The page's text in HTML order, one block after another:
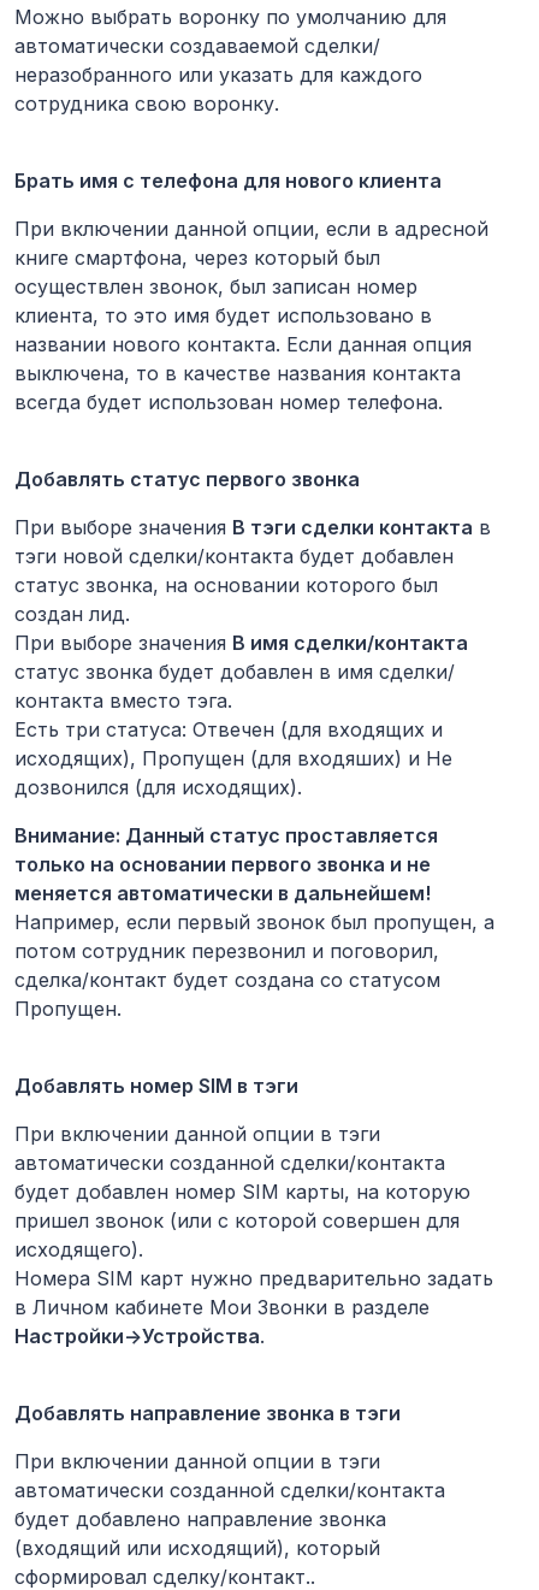
Можно выбрать воронку по умолчанию для
автоматически создаваемой сделки/
неразобранного или указать для каждого
сотрудника свою воронку.
Брать имя c телефона для нового клиента
При включении данной опции, если в адресной
книге смартфона, через который был
осуществлен звонок, был записан номер
клиента, то это имя будет использовано в
названии нового контакта. Если данная опция
выключена, то в качестве названия контакта
всегда будет использован номер телефона.
Добавлять статус первого звонка
При выборе значения В тэги сделки контакта в
тэги новой сделки/контакта будет добавлен
статус звонка, на основании которого был
создан лид.
При выборе значения В имя сделки/контакта
статус звонка будет добавлен в имя сделки/
контакта вместо тэга.
Есть три статуса: Отвечен (для входящих и
исходящих), Пропущен (для входяших) и Не
дозвонился (для исходящих).
Внимание: Данный статус проставляется
только на основании первого звонка и не
меняется автоматически в дальнейшем!
Например, если первый звонок был пропущен, а
потом сотрудник перезвонил и поговорил,
сделка/контакт будет создана со статусом
Пропущен.
Добавлять номер SIM в тэги
При включении данной опции в тэги
автоматически созданной сделки/контакта
будет добавлен номер SIM карты, на которую
пришел звонок (или с которой совершен для
исходящего).
Номера SIM карт нужно предварительно задать
в Личном кабинете Мои Звонки в разделе
Настройки->Устройства.
Добавлять направление звонка в тэги
При включении данной опции в тэги
автоматически созданной сделки/контакта
будет добавлено направление звонка
(входящий или исходящий), который
сформировал сделку/контакт..